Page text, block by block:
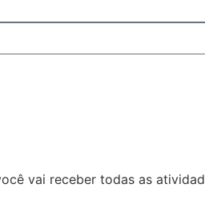
vai receber todas as